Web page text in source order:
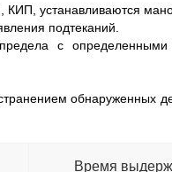
КИП, устанавливаются
подтеканий.
с
обнаруженных
Время